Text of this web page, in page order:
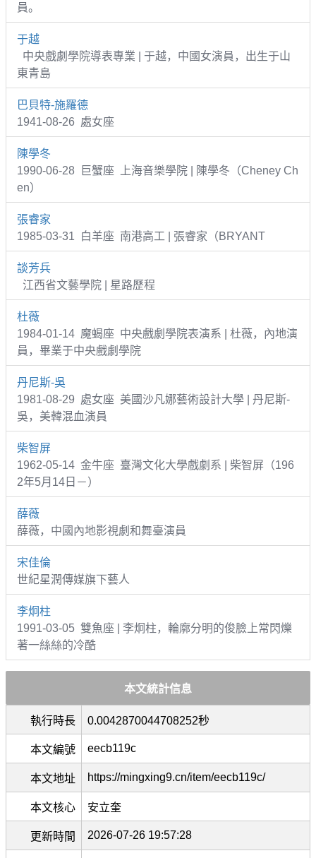
員。
于越
中央戲劇學院導表專業 | 于越，中國女演員，出生于山
東青島
巴貝特-施羅德
1941-08-26 處女座
陳學冬
1990-06-28 巨蟹座 上海音樂學院 | 陳學冬（Cheney Ch
en）
張睿家
1985-03-31 白羊座 南港高工 | 張睿家（BRYANT
談芳兵
江西省文藝學院 | 星路歷程
杜薇
1984-01-14 魔蝎座 中央戲劇學院表演系 | 杜薇，內地演
員，畢業于中央戲劇學院
丹尼斯-吳
1981-08-29 處女座 美國沙凡娜藝術設計大學 | 丹尼斯-
吳，美韓混血演員
柴智屏
1962-05-14 金牛座 臺灣文化大學戲劇系 | 柴智屏（196
2年5月14日－）
薛薇
薛薇，中國內地影視劇和舞臺演員
宋佳倫
世紀星潤傳媒旗下藝人
李炯柱
1991-03-05 雙魚座 | 李炯柱，輪廓分明的俊臉上常閃爍
著一絲絲的冷酷
本文統計信息
執行時長 0.0042870044708252秒
本文編號 eecb119c
本文地址 https://mingxing9.cn/item/eecb119c/
本文核心 安立奎
更新時間 2026-07-26 19:57:28